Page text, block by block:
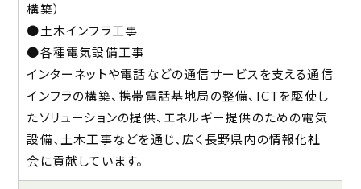
構築）
●土木インフラ工事
●各種電気設備工事
インターネットや電話などの通信サービスを支える通信
インフラの構築、携帯電話基地局の整備、ICTを駆使し
たソリューションの提供、エネルギー提供のための電気
設備、土木工事などを通じ、広く長野県内の情報化社
会に貢献しています。